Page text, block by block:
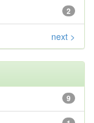
2
next >
9